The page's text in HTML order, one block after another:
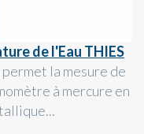
de l'Eau THIES
la mesure de
à mercure en